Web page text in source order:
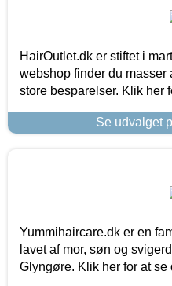
HairOutlet.dk er stiftet i
webshop finder du masser
store besparelser. Klik her
Se udvalget
Yummihaircare.dk er en
lavet af mor, søn og
Glyngøre. Klik her for at se